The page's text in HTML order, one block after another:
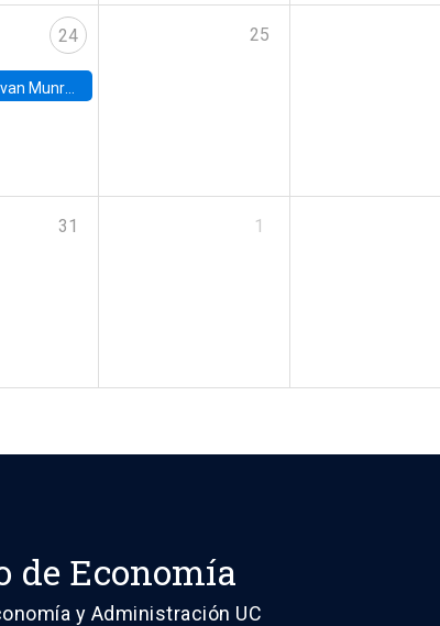
24
Neyman Visiting Assistant Professor in the Department of Statistics at UC Berkeley
25
31 1
de Economía
y Administración UC